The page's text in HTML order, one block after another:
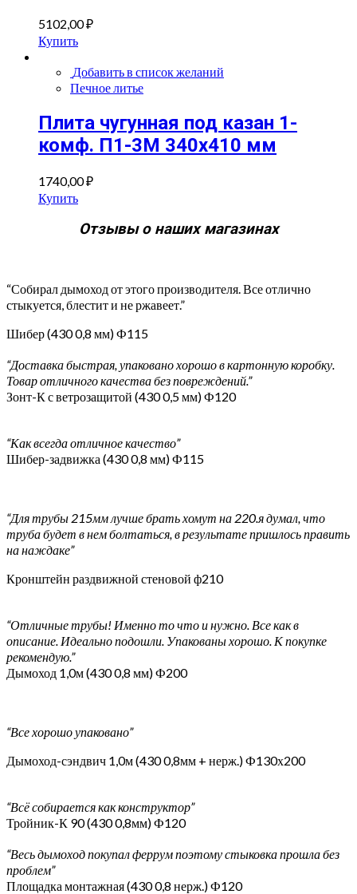
5102,00₽
Купить
Добавить в список желаний
Печное литье
Плита чугунная под казан 1-
комф. П1-3М 340х410 мм
1740,00₽
Купить
Отзывы о наших магазинах
“Собирал дымоход от этого производителя. Все отлично
стыкуется, блестит и не ржавеет.”
Шибер (430 0,8 мм) Ф115
“Доставка быстрая, упаковано хорошо в картонную коробку.
Товар отличного качества без повреждений.”
Зонт-К с ветрозащитой (430 0,5 мм) Ф120
“Как всегда отличное качество”
Шибер-задвижка (430 0,8 мм) Ф115
“Для трубы 215мм лучше брать хомут на 220.я думал, что
труба будет в нем болтаться, в результате пришлось править
на наждаке”
Кронштейн раздвижной стеновой ф210
“Отличные трубы! Именно то что и нужно. Все как в
описание. Идеально подошли. Упакованы хорошо. К покупке
рекомендую.”
Дымоход 1,0м (430 0,8 мм) Ф200
“Все хорошо упаковано”
Дымоход-сэндвич 1,0м (430 0,8мм + нерж.) Ф130х200
“Всё собирается как конструктор”
Тройник-К 90 (430 0,8мм) Ф120
“Весь дымоход покупал феррум поэтому стыковка прошла без
проблем”
Площадка монтажная (430 0,8 нерж.) Ф120